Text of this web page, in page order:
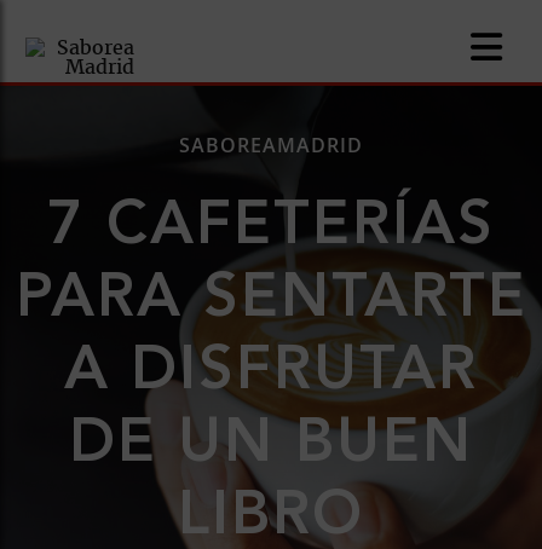
SABOREAMADRID
7 CAFETERÍAS
PARA SENTARTE
A DISFRUTAR
DE UN BUEN
LIBRO